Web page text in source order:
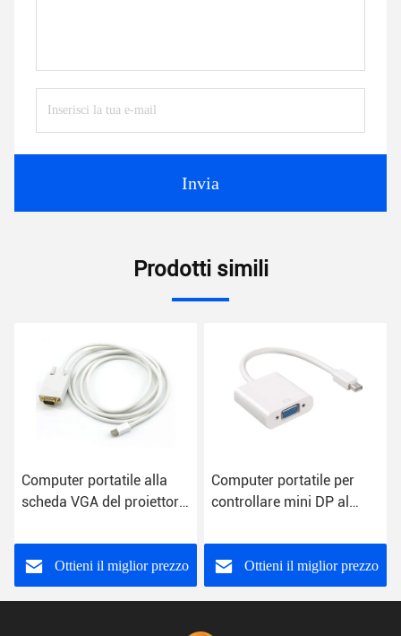
Invia
Prodotti simili
Computer portatile alla
scheda VGA del proiettore
Displayport To
Ottieni il miglior prezzo
Computer portatile per
controllare mini DP al
1080P con il chip
Ottieni il miglior prezzo